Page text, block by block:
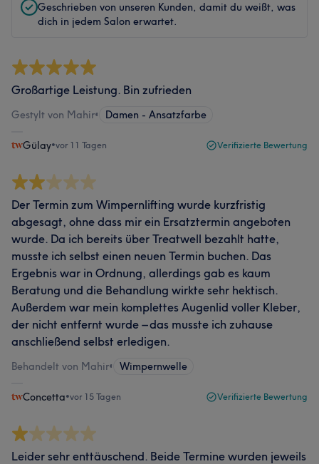
Geschrieben von unseren Kunden, damit du weißt, was
dich in jedem Salon erwartet.
Großartige Leistung. Bin zufrieden
Gestylt von Mahir• Damen - Ansatzfarbe
Gülay•vor 11 Tagen Verifizierte Bewertung
Der Termin zum Wimpernlifting wurde kurzfristig
abgesagt, ohne dass mir ein Ersatztermin angeboten
wurde. Da ich bereits über Treatwell bezahlt hatte,
musste ich selbst einen neuen Termin buchen. Das
Ergebnis war in Ordnung, allerdings gab es kaum
Beratung und die Behandlung wirkte sehr hektisch.
Außerdem war mein komplettes Augenlid voller Kleber,
der nicht entfernt wurde – das musste ich zuhause
anschließend selbst erledigen.
Behandelt von Mahir• Wimpernwelle
Concetta•vor 15 Tagen Verifizierte Bewertung
Leider sehr enttäuschend. Beide Termine wurden jeweils